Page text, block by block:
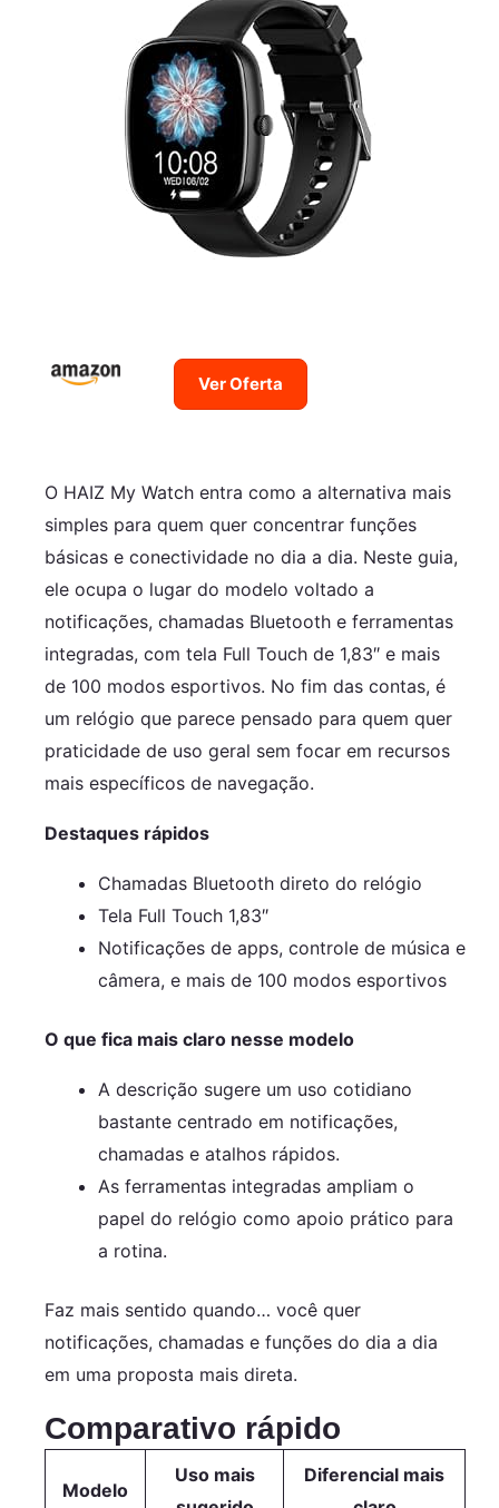
Ver Oferta
O HAIZ My Watch entra como a alternativa mais
simples para quem quer concentrar funções
básicas e conectividade no dia a dia. Neste guia,
ele ocupa o lugar do modelo voltado a
notificações, chamadas Bluetooth e ferramentas
integradas, com tela Full Touch de 1,83″ e mais
de 100 modos esportivos. No fim das contas, é
um relógio que parece pensado para quem quer
praticidade de uso geral sem focar em recursos
mais específicos de navegação.
Destaques rápidos
Chamadas Bluetooth direto do relógio
Tela Full Touch 1,83″
Notificações de apps, controle de música e
câmera, e mais de 100 modos esportivos
O que fica mais claro nesse modelo
A descrição sugere um uso cotidiano
bastante centrado em notificações,
chamadas e atalhos rápidos.
As ferramentas integradas ampliam o
papel do relógio como apoio prático para
a rotina.
Faz mais sentido quando… você quer
notificações, chamadas e funções do dia a dia
em uma proposta mais direta.
Comparativo rápido
Modelo
Uso mais
Diferencial mais